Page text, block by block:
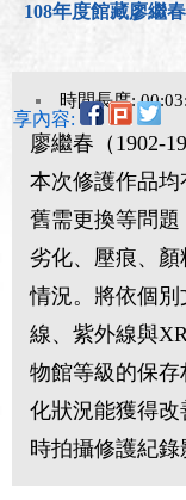
108年度館藏廖繼
時間長度:
享內容:
廖繼春（1902-
本次修護作品
舊需更換等問題
劣化、壓痕、
情況。將依個
線、紫外線與
物館等級的保
化狀況能獲得改
時拍攝修護紀錄